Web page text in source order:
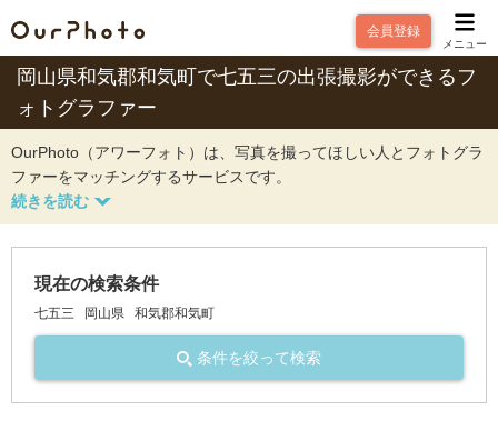
会員登録
メニュー
岡山県和気郡和気町で七五三の出張撮影ができるフ
ォトグラファー
OurPhoto（アワーフォト）は、写真を撮ってほしい人とフォトグラ
ファーをマッチングするサービスです。
現在の検索条件
七五三 岡山県 和気郡和気町
条件を絞って検索